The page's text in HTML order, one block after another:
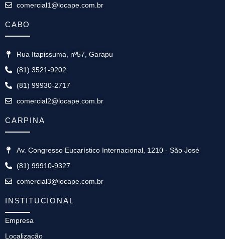
comercial1@locape.com.br
CABO
Rua Itapissuma, nº57, Garapu
(81) 3521-9202
(81) 99930-2717
comercial2@locape.com.br
CARPINA
Av. Congresso Eucarístico Internacional, 1210 - São José
(81) 99910-9327
comercial3@locape.com.br
INSTITUCIONAL
Empresa
Localização